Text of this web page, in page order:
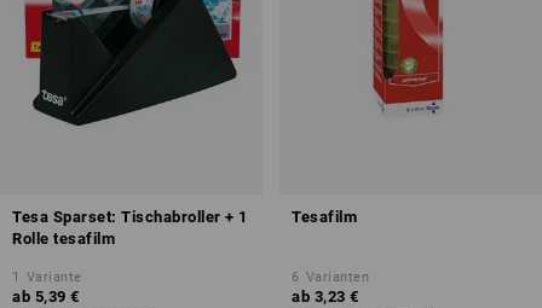
Tesa Sparset: Tischabroller + 1
Rolle tesafilm
1 Variante
ab 5,39 €
Tesafilm
6 Varianten
ab 3,23 €